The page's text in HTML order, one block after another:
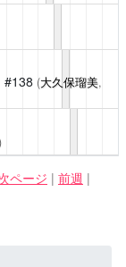
#138 (大久保瑠美,
ページ | 前週 |